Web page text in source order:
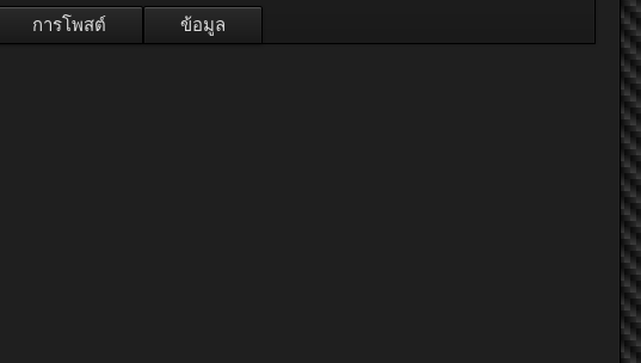
การโพสต์ ข้อมูล